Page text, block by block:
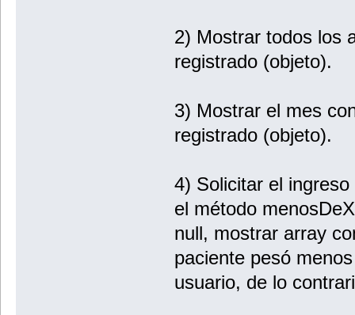
2) Mostrar todos los
registrado (objeto).
3) Mostrar el mes
registrado (objeto).
4) Solicitar el
el método
null, mostrar array
paciente pesó
usuario, de lo